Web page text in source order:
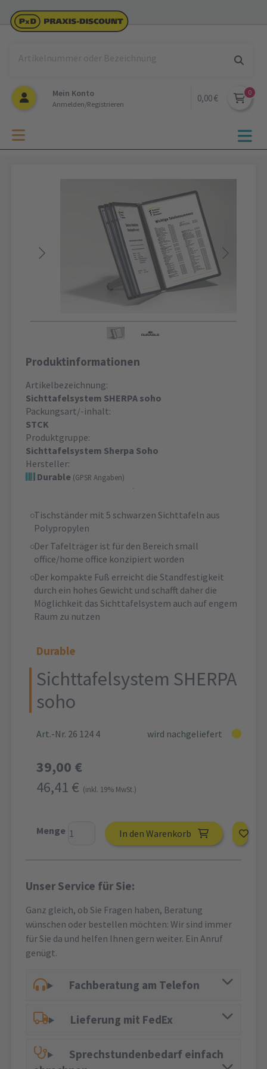
Mein Konto
Anmelden/Registrieren
0,00 €
Produktinformationen
Artikelbezeichnung:
Sichttafelsystem SHERPA soho
Packungsart/-inhalt:
STCK
Produktgruppe:
Sichttafelsystem Sherpa Soho
Hersteller:
Durable (GPSR Angaben)
Tischständer mit 5 schwarzen Sichttafeln aus
Polypropylen
Der Tafelträger ist für den Bereich small
office/home office konzipiert worden
Der kompakte Fuß erreicht die Standfestigkeit
durch ein hohes Gewicht und schafft daher die
Möglichkeit das Sichttafelsystem auch auf engem
Raum zu nutzen
Durable
Sichttafelsystem SHERPA
soho
Art.-Nr. 26 124 4 wird nachgeliefert
39,00 €
46,41 € (inkl. 19% MwSt.)
Menge In den Warenkorb
Unser Service für Sie:
Ganz gleich, ob Sie Fragen haben, Beratung
wünschen oder bestellen möchten: Wir sind immer
für Sie da und helfen Ihnen gern weiter. Ein Anruf
genügt.
Fachberatung am Telefon
Lieferung mit FedEx
Sprechstundenbedarf einfach